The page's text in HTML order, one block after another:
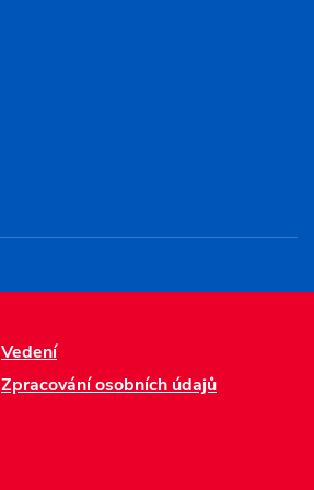
Vedení
Zpracování osobních údajů